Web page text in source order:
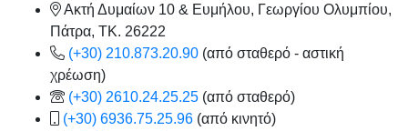
Ακτή Δυμαίων 10 & Ευμήλου, Γεωργίου Ολυμπίου,
Πάτρα, TK. 26222
(+30) 210.873.20.90 (από σταθερό - αστική
χρέωση)
(+30) 2610.24.25.25 (από σταθερό)
(+30) 6936.75.25.96 (από κινητό)